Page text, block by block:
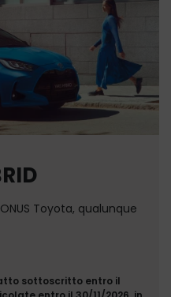
Toyota, qualunque
sottoscritto entro il